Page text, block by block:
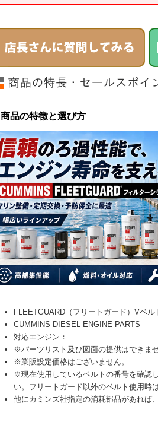
商品の特徴と選び方
FLEETGUARD（フリートガード）Vベル
CUMMINS DIESEL ENGINE PARTS
対応エンジン：
※パーツリスト及び図面の提供はできま
※業販設定価格はございません。
※現在使用しているベルトの番号を確認
い。フリートガード以外のベルト使用時
他にカミンズ社指定の消耗部品があれば